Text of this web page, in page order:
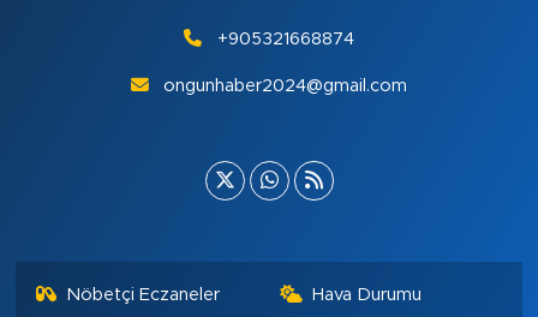
+905321668874
ongunhaber2024@gmail.com
Nöbetçi Eczaneler Hava Durumu